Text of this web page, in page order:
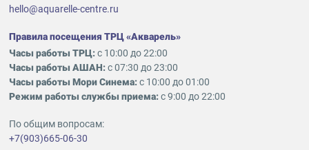
hello@aquarelle-centre.ru
Правила посещения ТРЦ «Акварель»
Часы работы ТРЦ:с 10:00 до 22:00
Часы работы АШАН:с 07:30 до 23:00
Часы работы Мори Синема:с 10:00 до 01:00
Режим работы службы приема:с 9:00 до 22:00
По общим вопросам:
+7(903)665-06-30